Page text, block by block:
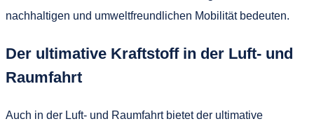
nachhaltigen und umweltfreundlichen Mobilität bedeuten.
Der ultimative Kraftstoff in der Luft- und
Raumfahrt
Auch in der Luft- und Raumfahrt bietet der ultimative